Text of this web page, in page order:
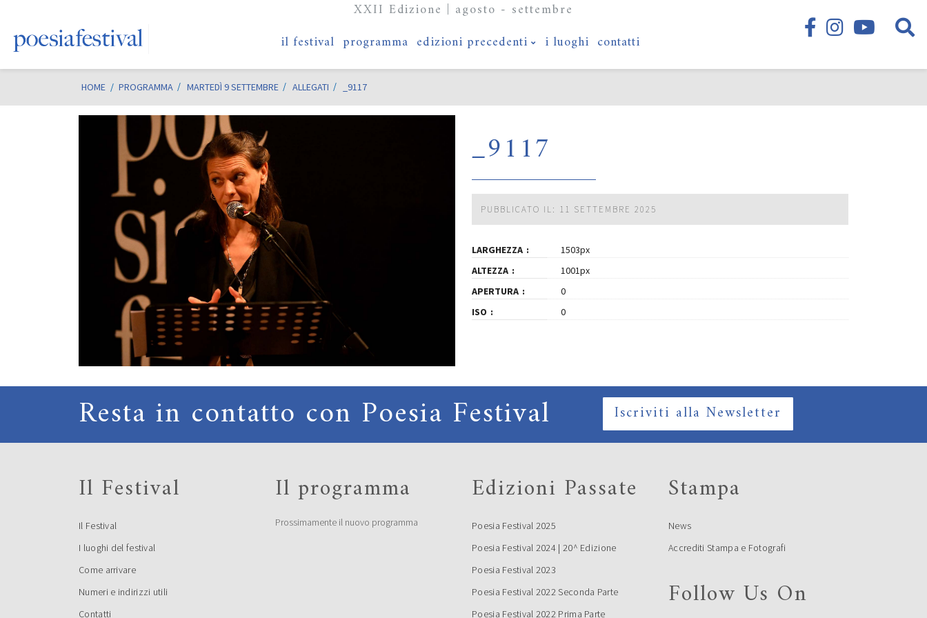
XXII Edizione | agosto - settembre
il festival programma edizioni precedenti i luoghi contatti
HOME / PROGRAMMA MARTEDÌ 9 SETTEMBRE ALLEGATI _9117
_9117
PUBBLICATO IL: 11 SETTEMBRE 2025
LARGHEZZA
1503px
ALTEZZA
1001px
APERTURA
0
ISO
0
Resta in contatto con Poesia Festival Iscriviti alla Newsletter
Il Festival
Il Festival
I luoghi del festival
Come arrivare
Numeri e indirizzi utili
Contatti
Il programma
Prossimamente il nuovo programma
Edizioni Passate
Poesia Festival 2025
Poesia Festival 2024 | 20^ Edizione
Poesia Festival 2023
Poesia Festival 2022 Seconda Parte
Poesia Festival 2022 Prima Parte
Stampa
News
Accrediti Stampa e Fotografi
Follow Us On